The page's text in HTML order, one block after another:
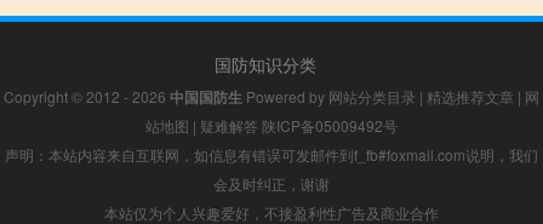
国防知识分类
Copyright © 2012 - 2026 中国国防生 Powered by 网站分类目录 | 精选推荐文章 | 网
站地图 | 疑难解答 陕ICP备05009492号
声明：本站内容来自互联网，如信息有错误可发邮件到f_fb#foxmail.com说明，我们
会及时纠正，谢谢
本站仅为个人兴趣爱好，不接盈利性广告及商业合作